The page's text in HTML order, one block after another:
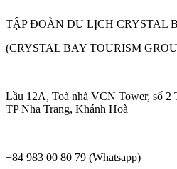
TẬP ĐOÀN DU LỊCH CRYSTAL
(CRYSTAL BAY TOURISM
Lầu 12A, Toà nhà VCN Tower, số 2
TP Nha Trang, Khánh Hoà
+84 983 00 80 79 (Whatsapp)